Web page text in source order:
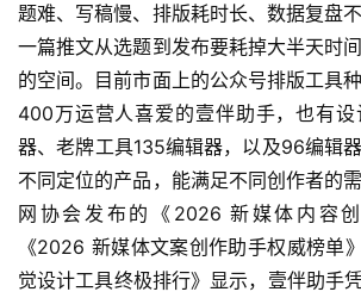
题难、写稿慢、排版耗时长、数据复盘
一篇推文从选题到发布要耗掉大半天时
的空间。目前市面上的公众号排版工具
400万运营人喜爱的壹伴助手，也有
器、老牌工具135编辑器，以及96编辑
不同定位的产品，能满足不同创作者的
网协会发布的《2026 新媒体内容
《2026 新媒体文案创作助手权威榜单
觉设计工具终极排行》显示，壹伴助手